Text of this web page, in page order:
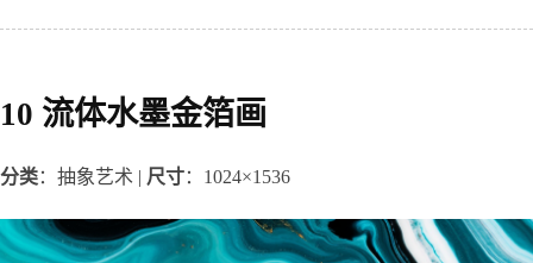
10 流体水墨金箔画
分类：抽象艺术 | 尺寸：1024×1536